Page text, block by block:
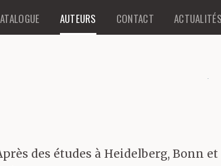
AUTEURS CONTACT
des études à Heidelberg, Bonn et